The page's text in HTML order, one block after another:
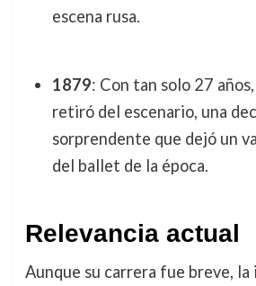
escena rusa.
1879: Con tan solo 27
retiró del escenario, una
sorprendente que dejó un
del ballet de la época.
Relevancia actual
Aunque su carrera fue breve,